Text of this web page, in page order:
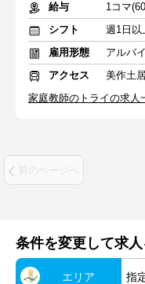
給与
1コマ
シフト
雇用形態
アルバ
アクセス
美作土
家庭教師のトライの求人
前のページへ
条件を変更して求
エリア 指